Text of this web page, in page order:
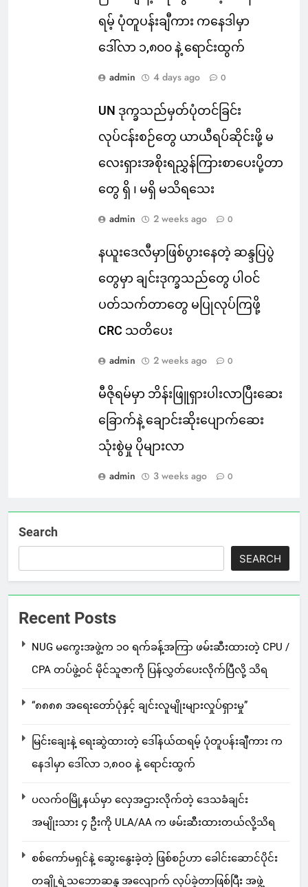
ရမ့် ပုံတူပန်းချီကား ကနေဒါမှာ
ဒေါ်လာ ၁,၈၀၀ နဲ့ ရောင်းထွက်
admin 4 days ago 0
UN ဒုက္ခသည်မှတ်ပုံတင်ခြင်း
လုပ်ငန်းစဉ်တွေ ယာယီရပ်ဆိုင်းဖို့ မ
လေးရှားအစိုးရညွှန်ကြားစာပေးပို့တာ
တွေ ရှိ ၊ မရှိ မသိရသေး
admin 2 weeks ago 0
နယူးဒေလီမှာဖြစ်ပွားနေတဲ့ ဆန္ဒပြပွဲ
တွေမှာ ချင်းဒုက္ခသည်တွေ ပါဝင်
ပတ်သက်တာတွေ မပြုလုပ်ကြဖို့
CRC သတိပေး
admin 2 weeks ago 0
မီဇိုရမ်မှာ ဘိန်းဖြူရှားပါးလာပြီးဆေး
ခြောက်နဲ့ ချောင်းဆိုးပျောက်ဆေး
သုံးစွဲမှု ပိုများလာ
admin 3 weeks ago 0
Search
SEARCH
Recent Posts
NUG မကွေးအဖွဲ့က ၁၀ ရက်ခန့်အကြာ ဖမ်းဆီးထားတဲ့ CPU /
CPA တပ်ဖွဲ့ဝင် မိုင်သူဇာကို ပြန်လွှတ်ပေးလိုက်ပြီလို့ သိရ
“၈၈၈၈ အရေးတော်ပုံနှင့် ချင်းလူမျိုးများလှုပ်ရှားမှု”
မြင်းချေးနဲ့ ရေးဆွဲထားတဲ့ ဒေါ်နယ်ထရမ့် ပုံတူပန်းချီကား က
နေဒါမှာ ဒေါ်လာ ၁,၈၀၀ နဲ့ ရောင်းထွက်
ပလက်ဝမြို့နယ်မှာ လှေအဌားလိုက်တဲ့ ဒေသခံချင်း
အမျိုးသား ၄ ဦးကို ULA/AA က ဖမ်းဆီးထားတယ်လို့သိရ
စစ်ကော်မရှင်နဲ့ ဆွေးနွေးခဲ့တဲ့ ဖြစ်စဉ်ဟာ ခေါင်းဆောင်ပိုင်း
တချို့ရဲ့သဘောဆန္ဒ အလျောက် လုပ်ခဲ့တာဖြစ်ပြီး အဖွဲ့